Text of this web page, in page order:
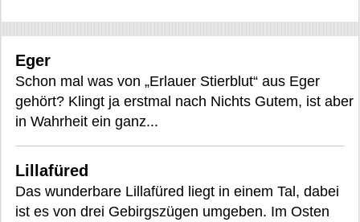
Eger
Schon mal was von „Erlauer Stierblut“ aus Eger
gehört? Klingt ja erstmal nach Nichts Gutem, ist aber
in Wahrheit ein ganz...
Lillafüred
Das wunderbare Lillafüred liegt in einem Tal, dabei
ist es von drei Gebirgszügen umgeben. Im Osten